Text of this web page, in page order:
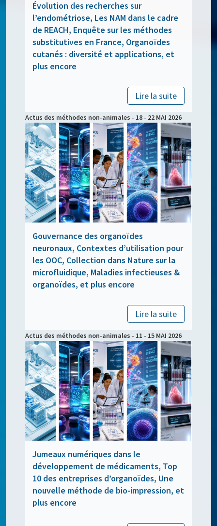
Évolution des recherches sur
l’endométriose, Les NAM dans le cadre
de REACH, Enquête sur les méthodes
substitutives en France, Organoïdes
cutanés : diversité et applications, et
plus encore
Lire la suite
Actus des méthodes non-animales - 18 - 22 MAI 2026
Gouvernance des organoïdes
neuronaux, Contextes d’utilisation pour
les OOC, Collection dans Nature sur la
microfluidique, Maladies infectieuses &
organoïdes, et plus encore
Lire la suite
Actus des méthodes non-animales - 11 - 15 MAI 2026
Jumeaux numériques dans le
développement de médicaments, Top
10 des entreprises d’organoïdes, Une
nouvelle méthode de bio-impression, et
plus encore